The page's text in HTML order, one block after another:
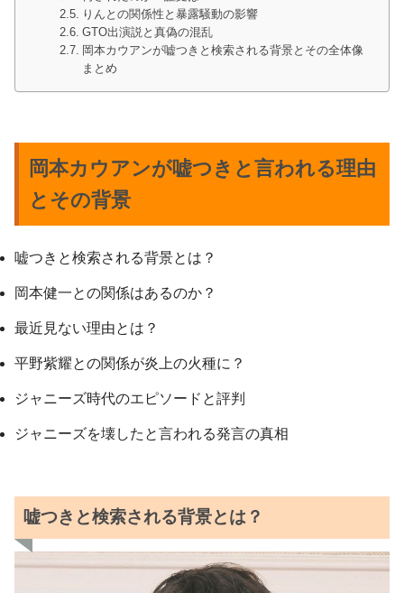
りんとの関係性と暴露騒動の影響
GTO出演説と真偽の混乱
岡本カウアンが嘘つきと検索される背景とその全体像
まとめ
岡本カウアンが嘘つきと言われる理由
とその背景
嘘つきと検索される背景とは？
岡本健一との関係はあるのか？
最近見ない理由とは？
平野紫耀との関係が炎上の火種に？
ジャニーズ時代のエピソードと評判
ジャニーズを壊したと言われる発言の真相
嘘つきと検索される背景とは？